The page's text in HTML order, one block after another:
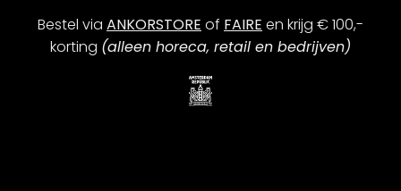
Bestel via ANKORSTORE of FAIRE en krijg € 100,-
korting (alleen horeca, retail en bedrijven)